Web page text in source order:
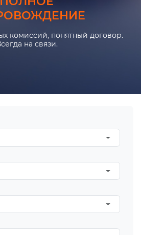
комиссий, понятный договор.
на связи.